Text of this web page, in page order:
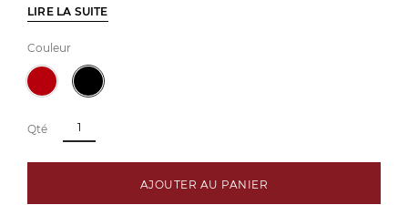
LIRE LA SUITE
Couleur
Qté
AJOUTER AU PANIER